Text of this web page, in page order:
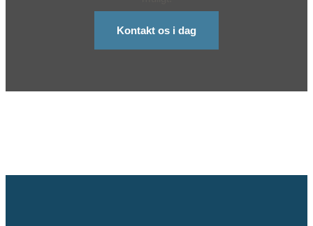
Kontakt os i dag